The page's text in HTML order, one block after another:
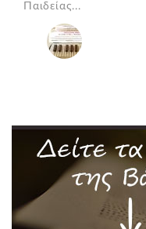
Παιδείας...